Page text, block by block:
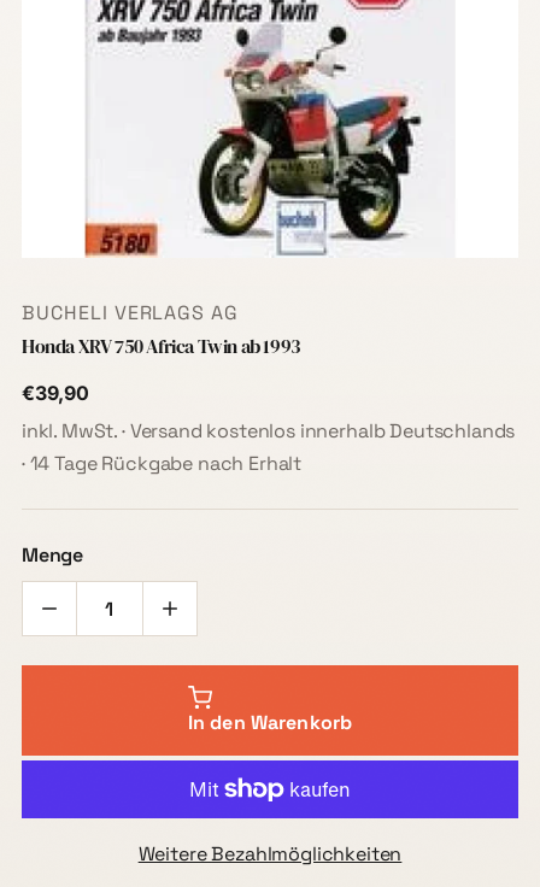
BUCHELI VERLAGS AG
Honda XRV 750 Africa Twin ab 1993
€39,90
inkl. MwSt. · Versand kostenlos innerhalb Deutschlands
· 14 Tage Rückgabe nach Erhalt
Menge
In den Warenkorb
Weitere Bezahlmöglichkeiten